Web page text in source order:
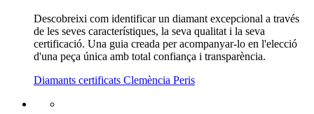
Descobreixi com identificar un diamant excepcional a través
de les seves característiques, la seva qualitat i la seva
certificació. Una guia creada per acompanyar-lo en l'elecció
d'una peça única amb total confiança i transparència.
Diamants certificats Clemència Peris